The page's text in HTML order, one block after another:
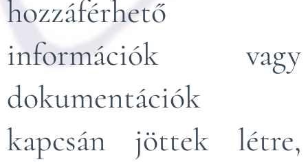
hozzáférhető
információk vagy
dokumentációk
kapcsán jöttek létre,